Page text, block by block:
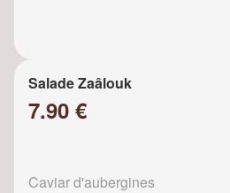
Salade Zaâlouk
7.90 €
Caviar d'aubergines